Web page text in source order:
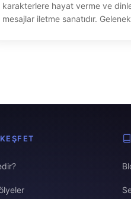
karakterlere hayat verme ve
mesajlar iletme sanatıdır.
KEŞFET